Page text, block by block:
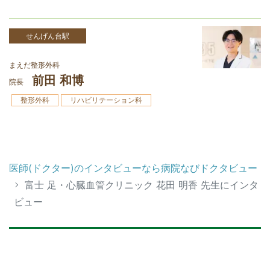
せんげん台駅
まえだ整形外科
院長
前田 和博
整形外科 リハビリテーション科
医師(ドクター)のインタビューなら病院なびドクタビュー
富士 足・心臓血管クリニック 花田 明香 先生にインタ
ビュー